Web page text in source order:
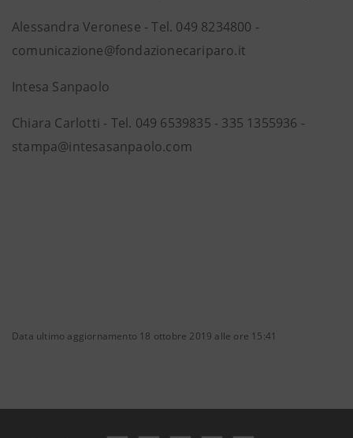
Alessandra Veronese - Tel. 049 8234800 -
comunicazione@fondazionecariparo.it
Intesa Sanpaolo
Chiara Carlotti - Tel. 049 6539835 - 335 1355936 -
stampa@intesasanpaolo.com
Data ultimo aggiornamento 18 ottobre 2019 alle ore 15:41